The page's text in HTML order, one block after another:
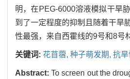
明，在PEG-6000溶液模拟干旱
到了一定程度的抑制且随着干旱
性最强，来自西霍线的9号和8号
关键词: 花苜蓿, 种子萌发期, 抗旱
Abstract:To screen out the